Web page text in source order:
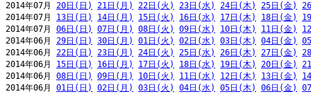
2014年07月 20日(日) 21日(月) 22日(火) 23日(水) 24日(木) 25日(金)
2014年07月 13日(日) 14日(月) 15日(火) 16日(水) 17日(木) 18日(金)
2014年07月 06日(日) 07日(月) 08日(火) 09日(水) 10日(木) 11日(金)
2014年06月 29日(日) 30日(月) 01日(火) 02日(水) 03日(木) 04日(金)
2014年06月 22日(日) 23日(月) 24日(火) 25日(水) 26日(木) 27日(金)
2014年06月 15日(日) 16日(月) 17日(火) 18日(水) 19日(木) 20日(金)
2014年06月 08日(日) 09日(月) 10日(火) 11日(水) 12日(木) 13日(金)
2014年06月 01日(日) 02日(月) 03日(火) 04日(水) 05日(木) 06日(金)